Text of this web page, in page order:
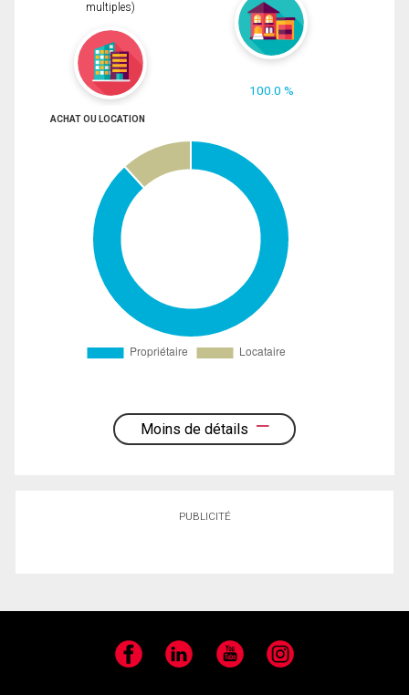
multiples)
100.0 %
ACHAT OU LOCATION
Moins de détails
PUBLICITÉ
Facebook LinkedIn YouTube Instagram